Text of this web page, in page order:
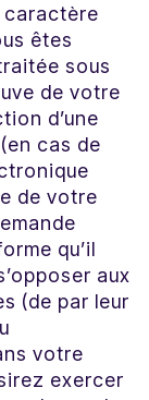
caractère
êtes
sous
de votre
d’une
cas de
de votre
qu’il
aux
(de par leur
votre
exercer